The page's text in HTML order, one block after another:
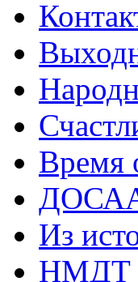
Время
Из
НМДТ